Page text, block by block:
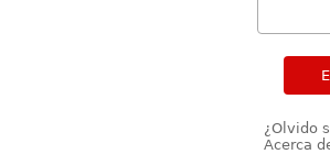
¿Olvido
Acerca